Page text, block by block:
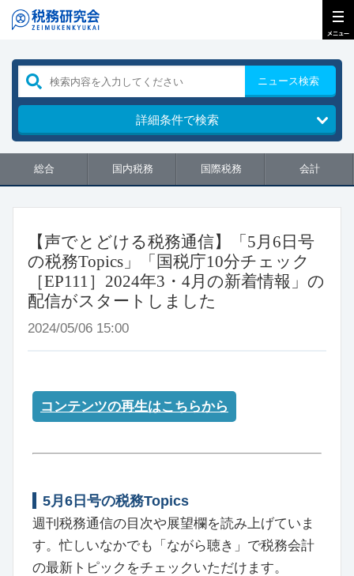
ニュース検索
詳細条件で検索
総合 国内税務 国際税務 会計
【声でとどける税務通信】「5月6日号
の税務Topics」「国税庁10分チェック
［EP111］2024年3・4月の新着情報」の
配信がスタートしました
2024/05/06 15:00
コンテンツの再生はこちらから
5月6日号の税務Topics
週刊税務通信の目次や展望欄を読み上げていま
す。忙しいなかでも「ながら聴き」で税務会計
の最新トピックをチェックいただけます。